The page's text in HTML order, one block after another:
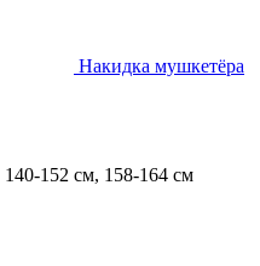
Накидка мушкетёра
140-152 см, 158-164 см